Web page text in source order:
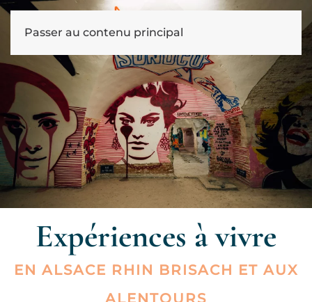
Passer au contenu principal
Expériences à vivre
EN ALSACE RHIN BRISACH ET AUX
ALENTOURS